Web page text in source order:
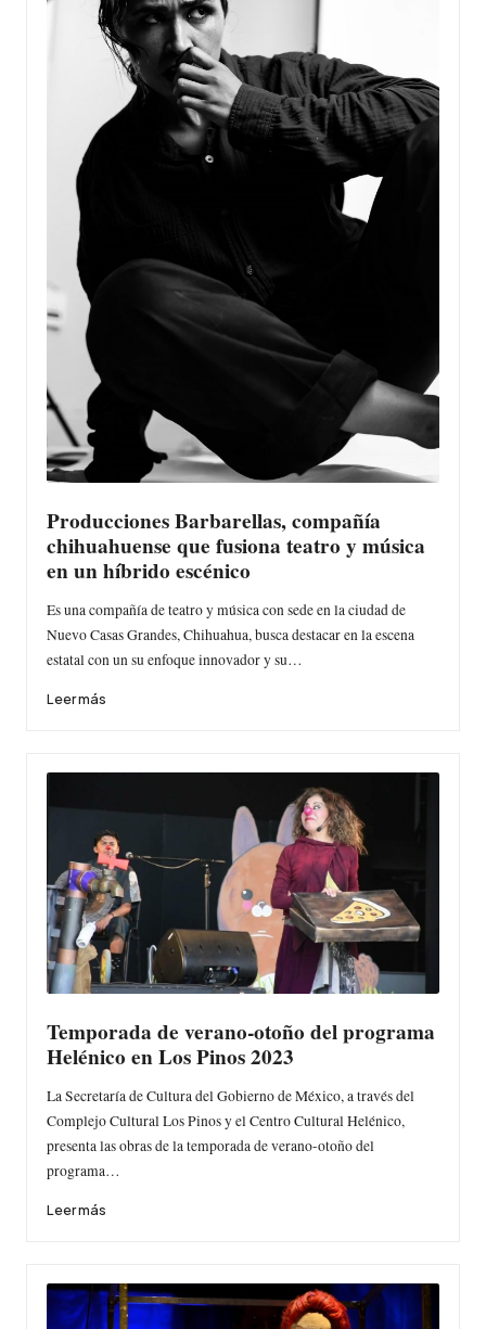
Producciones Barbarellas, compañía
chihuahuense que fusiona teatro y música
en un híbrido escénico
Es una compañía de teatro y música con sede en la ciudad de
Nuevo Casas Grandes, Chihuahua, busca destacar en la escena
estatal con un su enfoque innovador y su…
Leer más
Temporada de verano-otoño del programa
Helénico en Los Pinos 2023
La Secretaría de Cultura del Gobierno de México, a través del
Complejo Cultural Los Pinos y el Centro Cultural Helénico,
presenta las obras de la temporada de verano-otoño del
programa…
Leer más